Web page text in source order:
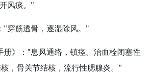
风痰。"
穿筋透骨，逐湿除风。"
》："息风通络，镇痉。治血栓闭塞性
，骨关节结核，流行性腮腺炎。"